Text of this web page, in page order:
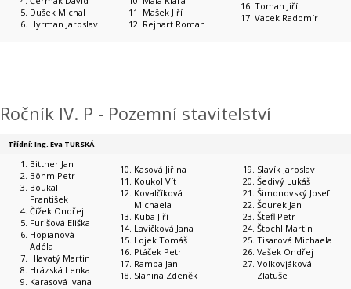
Dušek Michal
Hyrman Jaroslav
Mašek Jiří
Rejnart Roman
Toman Jiří
Vacek Radomír
Ročník IV. P - Pozemní stavitelství
Třídní: Ing. Eva TURSKÁ
Bittner Jan
Böhm Petr
Boukal
František
Čížek Ondřej
Furišová Eliška
Hopianová
Adéla
Hlavatý Martin
Hrázská Lenka
Karasová Ivana
Kasová Jiřina
Koukol Vít
Kovalčíková
Michaela
Kuba Jiří
Lavičková Jana
Lojek Tomáš
Ptáček Petr
Rampa Jan
Slanina Zdeněk
Slavík Jaroslav
Šedivý Lukáš
Šimonovský Josef
Šourek Jan
Štefl Petr
Štochl Martin
Tisarová Michaela
Vašek Ondřej
Volkovjáková
Zlatuše